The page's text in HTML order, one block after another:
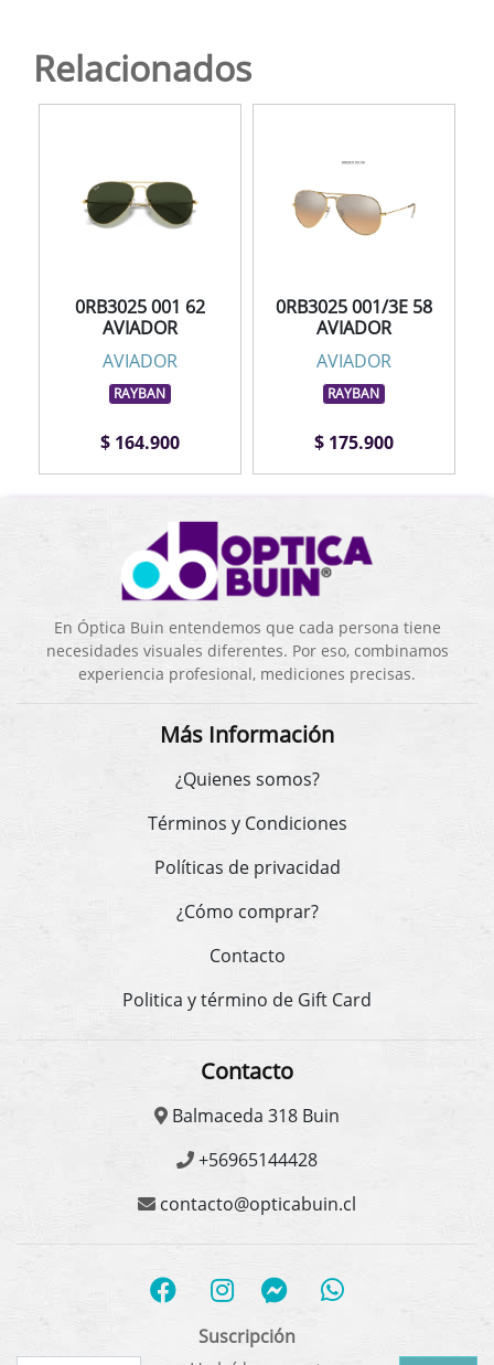
Relacionados
0RB3025 001 62
AVIADOR
AVIADOR
RAYBAN
$ 164.900
0RB3025 001/3E 58
AVIADOR
AVIADOR
RAYBAN
$ 175.900
En Óptica Buin entendemos que cada persona tiene
necesidades visuales diferentes. Por eso, combinamos
experiencia profesional, mediciones precisas.
Más Información
¿Quienes somos?
Términos y Condiciones
Políticas de privacidad
¿Cómo comprar?
Contacto
Politica y término de Gift Card
Contacto
Balmaceda 318 Buin
+56965144428
contacto@opticabuin.cl
Suscripción